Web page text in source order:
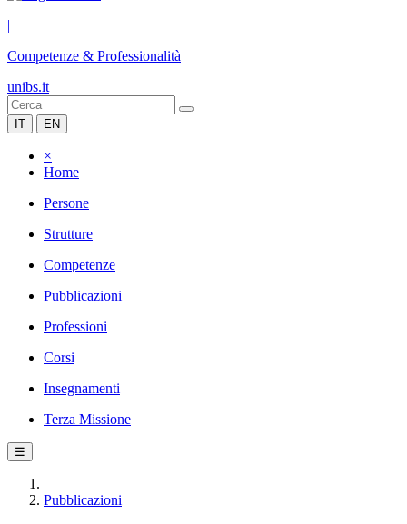
|
Competenze & Professionalità
unibs.it
IT EN
×
Home
Persone
Strutture
Competenze
Pubblicazioni
Professioni
Corsi
Insegnamenti
Terza Missione
☰
Pubblicazioni